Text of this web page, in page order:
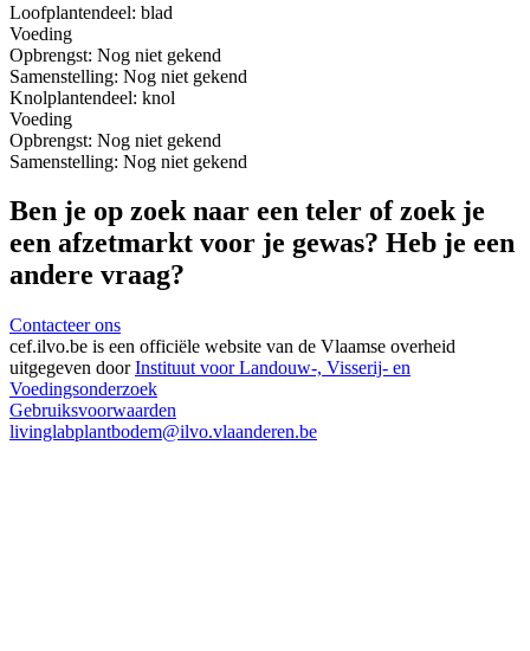
Loofplantendeel: blad
Voeding
Opbrengst: Nog niet gekend
Samenstelling: Nog niet gekend
Knolplantendeel: knol
Voeding
Opbrengst: Nog niet gekend
Samenstelling: Nog niet gekend
Ben je op zoek naar een teler of zoek je
een afzetmarkt voor je gewas? Heb je een
andere vraag?
Contacteer ons
cef.ilvo.be is een officiële website van de Vlaamse overheid
uitgegeven doorInstituut voor Landouw-, Visserij- en
Voedingsonderzoek
Gebruiksvoorwaarden
livinglabplantbodem@ilvo.vlaanderen.be